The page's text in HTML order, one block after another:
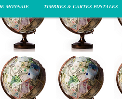
MONNAIE TIMBRES & CARTES POSTALES